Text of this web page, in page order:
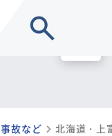
事故など